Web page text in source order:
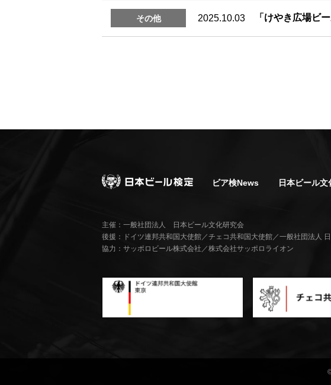
その他 2025.10.03 「けやき広場ビ
ビア検News 日本ビール文
主催：一般社団法人 日本ビール文化研究会
後援：ドイツ連邦共和国大使館／チェコ共和国大使館／一般社団法人
協力：サッポロビール株式会社／株式会社サッポロライオン